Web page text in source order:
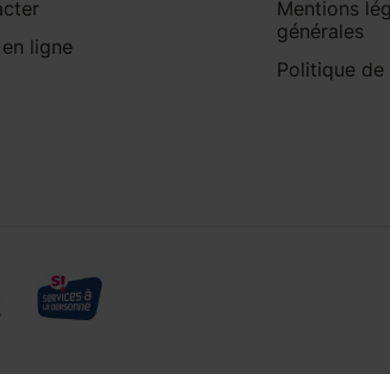
ligne
Mentions
générales
Politique